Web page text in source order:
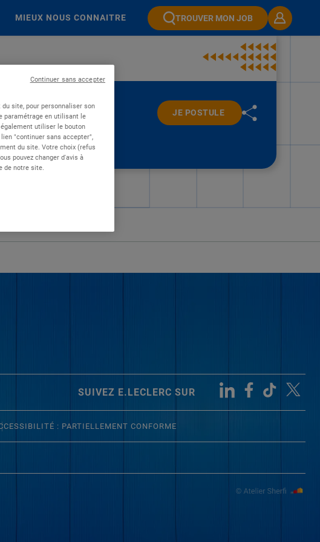
MIEUX NOUS CONNAITRE TROUVER MON JOB
JE POSTULE
SUIVEZ E.LECLERC SUR
: PARTIELLEMENT CONFORME
site, pour personnaliser son
paramétrage en utilisant le
utiliser le bouton
"continuer sans accepter",
du site. Votre choix (refus
pouvez changer d'avis à
de notre site.
Continuer sans accepter